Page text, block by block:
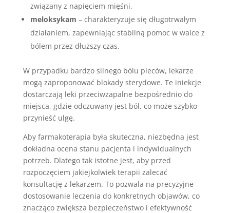
związany z napięciem mięśni,
meloksykam – charakteryzuje się długotrwałym
działaniem, zapewniając stabilną pomoc w walce z
bólem przez dłuższy czas.
W przypadku bardzo silnego bólu pleców, lekarze
mogą zaproponować blokady sterydowe. Te iniekcje
dostarczają leki przeciwzapalne bezpośrednio do
miejsca, gdzie odczuwany jest ból, co może szybko
przynieść ulgę.
Aby farmakoterapia była skuteczna, niezbędna jest
dokładna ocena stanu pacjenta i indywidualnych
potrzeb. Dlatego tak istotne jest, aby przed
rozpoczęciem jakiejkolwiek terapii zalecać
konsultację z lekarzem. To pozwala na precyzyjne
dostosowanie leczenia do konkretnych objawów, co
znacząco zwiększa bezpieczeństwo i efektywność